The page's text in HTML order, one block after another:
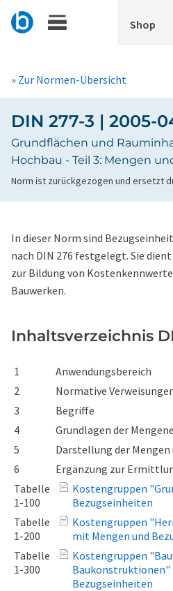
Shop
» Zur Normen-Übersicht
DIN 277-3 | 2005-
Grundflächen und
Hochbau - Teil 3: Mengen
Norm ist zurückgezogen und ersetzt
In dieser Norm sind
nach DIN 276 festgelegt. Sie
zur Bildung von
Bauwerken.
Inhaltsverzeichnis
1
Anwendungsbereich
2
Normative
3
Begriffe
4
Grundlagen der
5
Darstellung der
6
Ergänzung zur
Tabelle
1-100
Kostengruppen
Bezugseinheiten
Tabelle
1-200
Kostengruppen
mit Mengen und
Tabelle
1-300
Kostengruppen
Baukonstruktionen"
Bezugseinheiten